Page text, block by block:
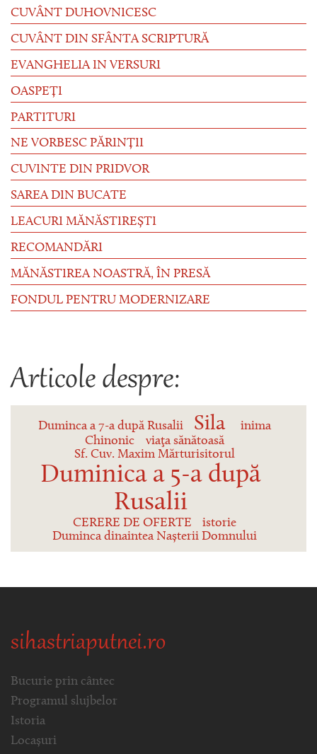
CUVÂNT DUHOVNICESC
CUVÂNT DIN SFÂNTA SCRIPTURĂ
EVANGHELIA IN VERSURI
OASPEȚI
PARTITURI
NE VORBESC PĂRINȚII
CUVINTE DIN PRIDVOR
SAREA DIN BUCATE
LEACURI MĂNĂSTIREȘTI
RECOMANDĂRI
MĂNĂSTIREA NOASTRĂ, ÎN PRESĂ
FONDUL PENTRU MODERNIZARE
Articole despre:
Duminca a 7-a după Rusalii Sila
inima
Chinonic
viaţa sănătoasă
Sf. Cuv. Maxim Mărturisitorul
Duminica a 5-a după
Rusalii
CERERE DE OFERTE
istorie
Duminca dinaintea Nașterii Domnului
sihastriaputnei.ro
Bucurie prin cântec
Programul slujbelor
Istoria
Locașuri